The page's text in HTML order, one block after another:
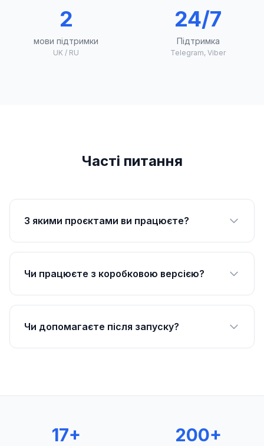
2
мови підтримки
UK / RU
24/7
Підтримка
Telegram, Viber
Часті питання
З якими проєктами ви працюєте?
Чи працюєте з коробковою версією?
Чи допомагаєте після запуску?
17+ 200+